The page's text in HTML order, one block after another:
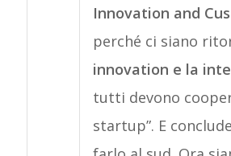
Innovation and
perché ci siano
innovation e la
tutti devono
startup”. E